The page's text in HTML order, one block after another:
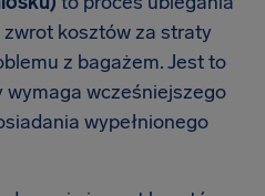
kosztów za straty
z bagażem. Jest to
wcześniejszego
wypełnionego